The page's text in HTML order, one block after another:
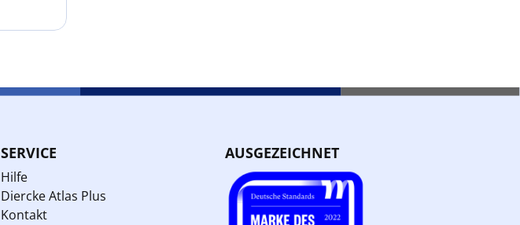
SERVICE
Hilfe
Diercke Atlas Plus
Kontakt
AUSGEZEICHNET